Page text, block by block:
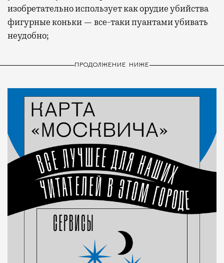
изобретательно использует как орудие убийства
фигурные коньки — все-таки пуантами убивать
неудобно;
ПРОДОЛЖЕНИЕ НИЖЕ